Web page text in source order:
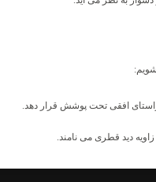
راستای افقی تحت پوشش قرار دهد.
دید قطری می نامند.